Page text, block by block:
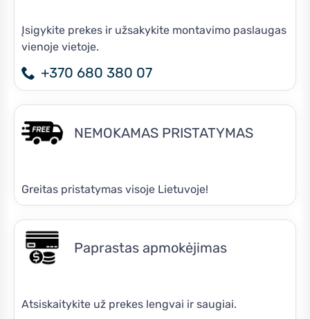
Įsigykite prekes ir užsakykite montavimo paslaugas
vienoje vietoje.
+370 680 380 07
NEMOKAMAS PRISTATYMAS
Greitas pristatymas visoje Lietuvoje!
Paprastas apmokėjimas
Atsiskaitykite už prekes lengvai ir saugiai.